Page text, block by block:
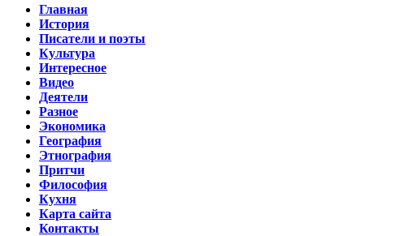
Главная
История
Писатели и поэты
Культура
Интересное
Видео
Деятели
Разное
Экономика
География
Этнография
Притчи
Философия
Кухня
Карта сайта
Контакты